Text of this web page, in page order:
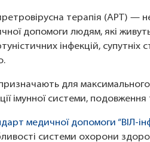
терапія (АРТ) —
допомоги людям, які
інфекцій,
для максимального
імунної системи,
медичної допомоги “ВІЛ-
системи охорони